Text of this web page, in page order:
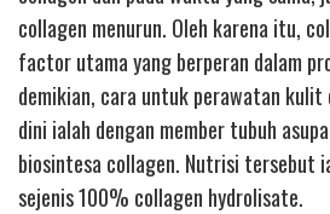
collagen menurun. Oleh karena itu,
factor utama yang berperan dalam
demikian, cara untuk perawatan kulit
dini ialah dengan member tubuh
biosintesa collagen. Nutrisi tersebut
sejenis 100% collagen hydrolisate.